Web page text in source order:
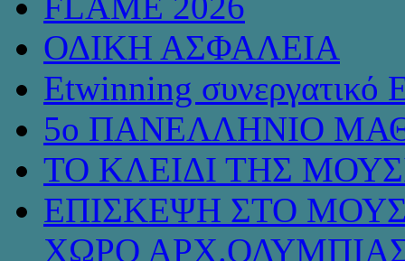
ΟΔΙΚΗ ΑΣΦΑΛΕΙΑ
Etwinning συνεργατικό
5ο ΠΑΝΕΛΛΗΝΙΟ
ΤΟ ΚΛΕΙΔΙ ΤΗΣ
ΕΠΙΣΚΕΨΗ ΣΤΟ
ΧΩΡΟ